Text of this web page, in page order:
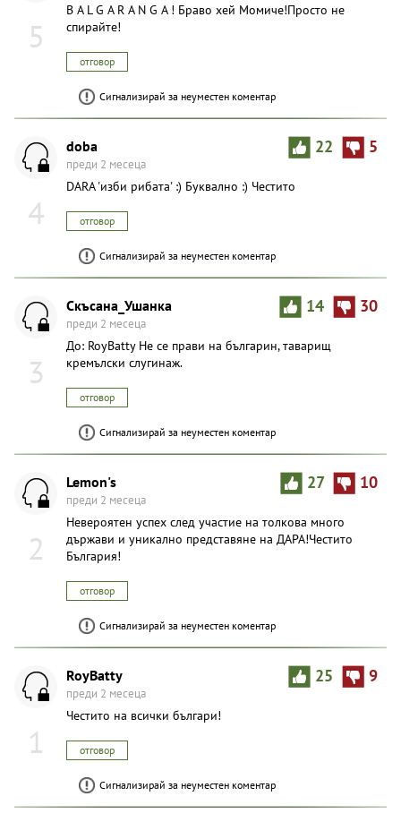
5
B A L G A R A N G A ! Браво хей Момиче!Просто не
спирайте!
отговор
Сигнализирай за неуместен коментар
4
22 5
doba
преди 2 месеца
DARA 'изби рибата' :) Буквално :) Честито
отговор
Сигнализирай за неуместен коментар
3
14 30
Скъсана_Ушанка
преди 2 месеца
До: RoyBatty Не се прави на българин, таварищ
кремълски слyгинаж.
отговор
Сигнализирай за неуместен коментар
2
27 10
Lemon's
преди 2 месеца
Невероятен успех след участие на толкова много
държави и уникално представяне на ДАРА!Честито
България!
отговор
Сигнализирай за неуместен коментар
1
25 9
RoyBatty
преди 2 месеца
Честито на всички българи!
отговор
Сигнализирай за неуместен коментар